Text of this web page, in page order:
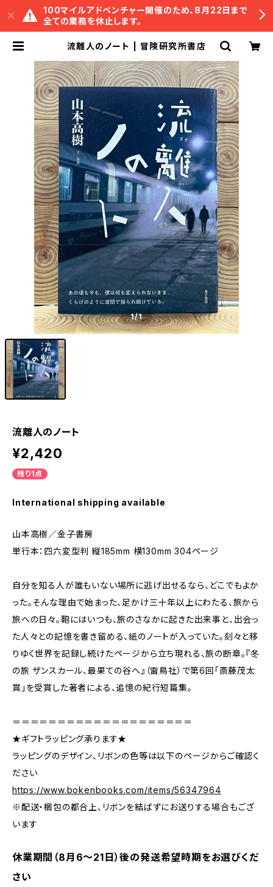
100マイルアドベンチャー開催のため、8月22日まで
全ての業務を休止します。
流離人のノート | 冒険研究所書店
1/1
流離人のノート
¥2,420
残り1点
International shipping available
山本高樹／金子書房
単行本：四六変型判 縦185mm 横130mm 304ページ
自分を知る人が誰もいない場所に逃げ出せるなら、どこでもよか
った。そんな理由で始まった、足かけ三十年以上にわたる、旅から
旅への日々。鞄にはいつも、旅のさなかに起きた出来事と、出会っ
た人々との記憶を書き留める、紙のノートが入っていた。刻々と移
りゆく世界を記録し続けたページから立ち現れる、旅の断章。『冬
の旅 ザンスカール、最果ての谷へ』（雷鳥社）で第6回「斎藤茂太
賞」を受賞した著者による、追憶の紀行短篇集。
＝＝＝＝＝＝＝＝＝＝＝＝＝＝＝＝＝＝＝＝
★ギフトラッピング承ります★
ラッピングのデザイン、リボンの色等は以下のページからご確認く
ださい
https://www.bokenbooks.com/items/56347964
※配送・梱包の都合上、リボンを結ばずにお送りする場合もござ
います
休業期間（8月6〜21日）後の発送希望時期をお選びくだ
さい